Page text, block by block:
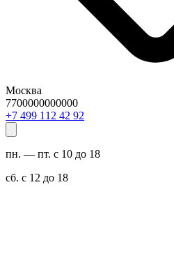
Москва
7700000000000
29 24 211 994 7+
пн. — пт. с 10 до 18
сб. с 12 до 18